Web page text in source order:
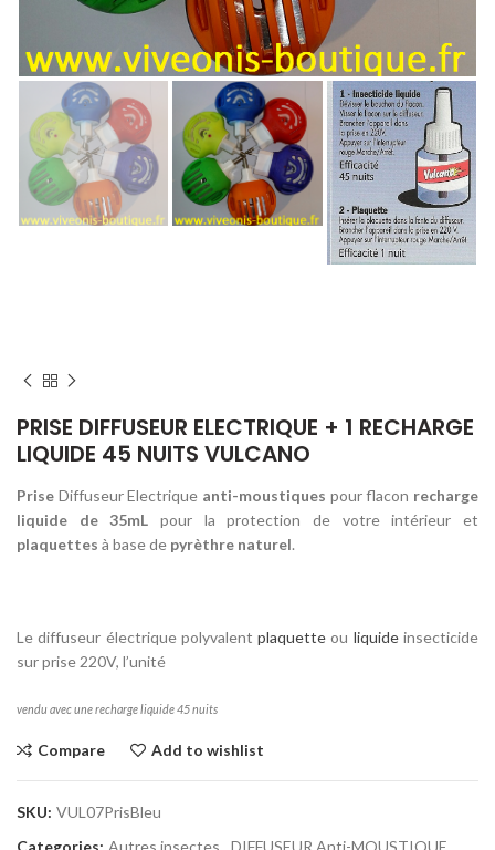
PRISE DIFFUSEUR ELECTRIQUE + 1 RECHARGE
LIQUIDE 45 NUITS VULCANO
Prise Diffuseur Electrique anti-moustiques pour flacon recharge
liquide de 35mL pour la protection de votre intérieur et
plaquettes à base de pyrèthre naturel.
Le diffuseur électrique polyvalent plaquette ou liquideinsecticide
sur prise 220V, l’unité
vendu avec une recharge liquide 45 nuits
Compare Add to wishlist
SKU: VUL07PrisBleu
Categories: Autres insectes, DIFFUSEUR Anti-MOUSTIQUE,